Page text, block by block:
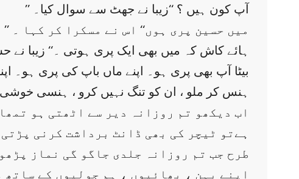
’’ آپ کون ہیں ؟ ‘‘زیبا نے جھٹ سے سوال کیا۔
’’ میں حسین پری ہوں‘‘ اس نے مسکرا کر کہا ۔
’’ہائے کاش کہ میں بھی ایک پری ہوتی ۔‘‘ زیبا
ہنس کر ملو ، ان کو تنگ نہیں کرو ، ہنسی خوشی
اب دیکھو تم روزانہ دیر سے اٹھتی ہو
ہےتو ٹیچر کی بھی ڈانٹ برداشت کرنی
طرح جب تم روزانہ جلدی جاگو گی نماز
اپنے بہن ، بھائیوں ، ہم جولیوں کے